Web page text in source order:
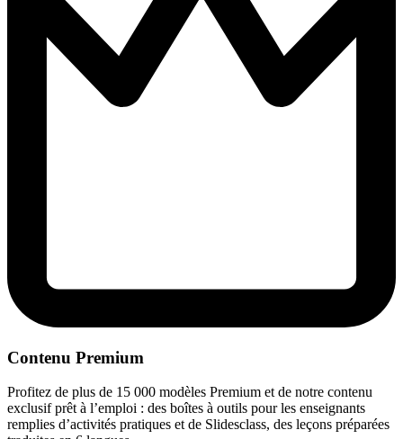
Contenu Premium
Profitez de plus de 15 000 modèles Premium et de notre contenu
exclusif prêt à l’emploi : des boîtes à outils pour les enseignants
remplies d’activités pratiques et de Slidesclass, des leçons préparées